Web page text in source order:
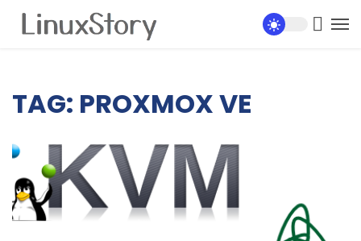
TAG: PROXMOX VE